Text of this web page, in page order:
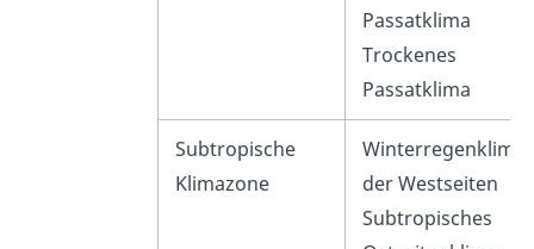
Passatklima
Trockenes
Passatklima
Subtropische
Klimazone
Winterregenklima
der Westseiten
Subtropisches